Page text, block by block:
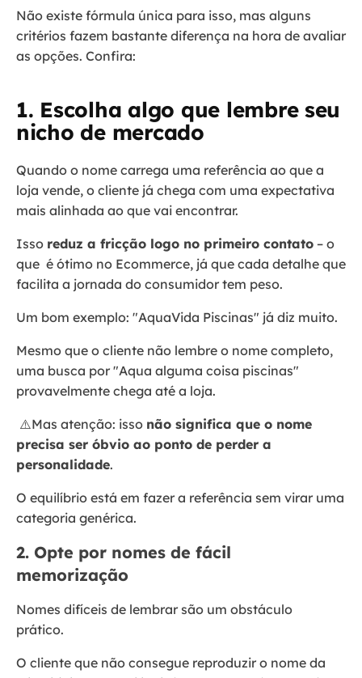
Não existe fórmula única para isso, mas alguns
critérios fazem bastante diferença na hora de avaliar
as opções. Confira:
1. Escolha algo que lembre seu
nicho de mercado
Quando o nome carrega uma referência ao que a
loja vende, o cliente já chega com uma expectativa
mais alinhada ao que vai encontrar.
Isso reduz a fricção logo no primeiro contato – o
que é ótimo no Ecommerce, já que cada detalhe que
facilita a jornada do consumidor tem peso.
Um bom exemplo: "AquaVida Piscinas" já diz muito.
Mesmo que o cliente não lembre o nome completo,
uma busca por "Aqua alguma coisa piscinas"
provavelmente chega até a loja.
⚠️Mas atenção: isso não significa que o nome
precisa ser óbvio ao ponto de perder a
personalidade.
O equilíbrio está em fazer a referência sem virar uma
categoria genérica.
2. Opte por nomes de fácil
memorização
Nomes difíceis de lembrar são um obstáculo
prático.
O cliente que não consegue reproduzir o nome da